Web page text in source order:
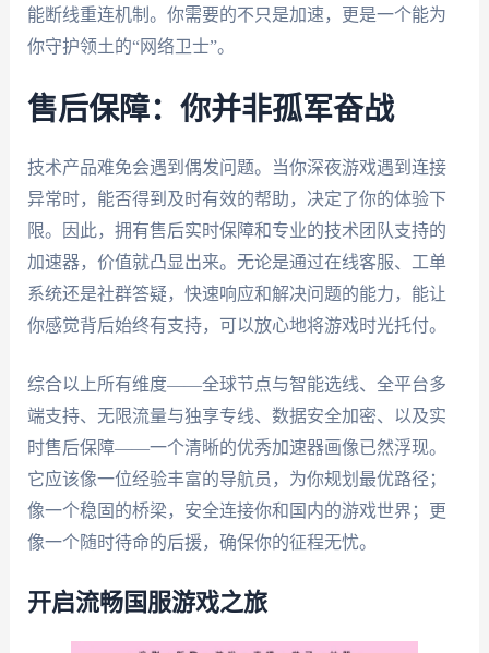
能断线重连机制。你需要的不只是加速，更是一个能为
你守护领土的“网络卫士”。
售后保障：你并非孤军奋战
技术产品难免会遇到偶发问题。当你深夜游戏遇到连接
异常时，能否得到及时有效的帮助，决定了你的体验下
限。因此，拥有售后实时保障和专业的技术团队支持的
加速器，价值就凸显出来。无论是通过在线客服、工单
系统还是社群答疑，快速响应和解决问题的能力，能让
你感觉背后始终有支持，可以放心地将游戏时光托付。
综合以上所有维度——全球节点与智能选线、全平台多
端支持、无限流量与独享专线、数据安全加密、以及实
时售后保障——一个清晰的优秀加速器画像已然浮现。
它应该像一位经验丰富的导航员，为你规划最优路径；
像一个稳固的桥梁，安全连接你和国内的游戏世界；更
像一个随时待命的后援，确保你的征程无忧。
开启流畅国服游戏之旅